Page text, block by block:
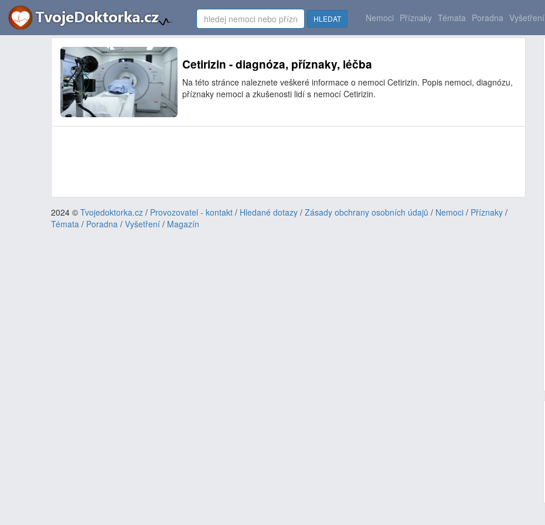
HLEDAT Nemoci Příznaky Témata Poradna Vyšetření
Cetirizin - diagnóza, příznaky, léčba
Na této stránce naleznete veškeré informace o nemoci Cetirizin. Popis nemoci, diagnózu,
příznaky nemoci a zkušenosti lidí s nemocí Cetirizin.
2024 © Tvojedoktorka.cz / Provozovatel - kontakt / Hledané dotazy / Zásady obchrany osobních údajů / Nemoci / Příznaky /
Témata / Poradna / Vyšetření / Magazín